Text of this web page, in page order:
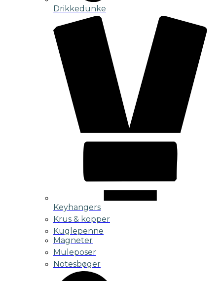
Drikkedunke
Keyhangers
Krus & kopper
Kuglepenne
Magneter
Muleposer
Notesbøger